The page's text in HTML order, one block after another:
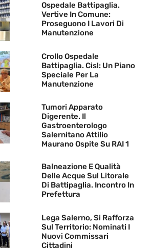
Ospedale Battipaglia.
Vertive In Comune:
Proseguono I Lavori Di
Manutenzione
Crollo Ospedale
Battipaglia. Cisl: Un Piano
Speciale Per La
Manutenzione
Tumori Apparato
Digerente. Il
Gastroenterologo
Salernitano Attilio
Maurano Ospite Su RAI 1
Balneazione E Qualità
Delle Acque Sul Litorale
Di Battipaglia. Incontro In
Prefettura
Lega Salerno, Si Rafforza
Sul Territorio: Nominati I
Nuovi Commissari
Cittadini